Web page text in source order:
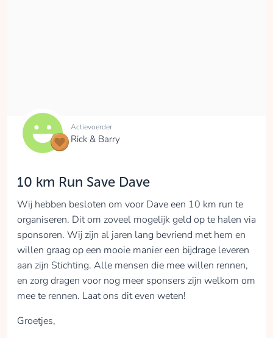
Actievoerder
Rick & Barry
10 km Run Save Dave
Wij hebben besloten om voor Dave een 10 km run te
organiseren. Dit om zoveel mogelijk geld op te halen via
sponsoren. Wij zijn al jaren lang bevriend met hem en
willen graag op een mooie manier een bijdrage leveren
aan zijn Stichting. Alle mensen die mee willen rennen,
en zorg dragen voor nog meer sponsers zijn welkom om
mee te rennen. Laat ons dit even weten!
Groetjes,